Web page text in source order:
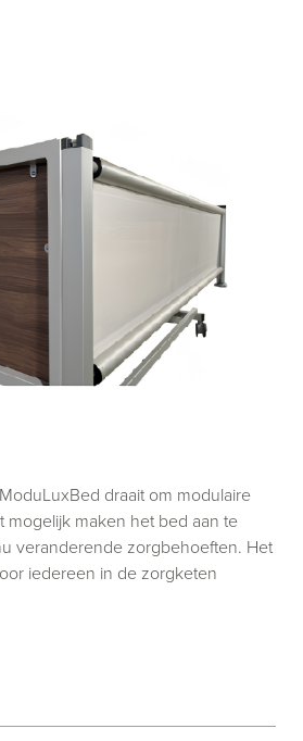
draait om modulaire
maken het bed aan te
veranderende zorgbehoeften. Het
iedereen in de zorgketen